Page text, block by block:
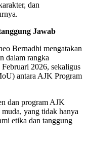
dan
Jawab
Bernadhi mengatakan
dalam rangka
2026, sekaligus
antara AJK Program
dan program AJK
yang tidak hanya
etika dan tanggung